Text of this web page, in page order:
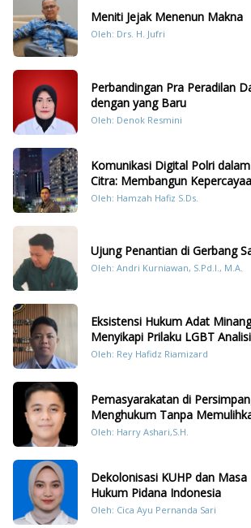
Meniti Jejak Menenun Makna
Oleh: Drs. H. Jufri
Perbandingan Pra Peradilan
dengan yang Baru
Oleh: Denok Resmini
Komunikasi Digital Polri
Citra: Membangun
Konten Humanis
Oleh: Hamzah Hafiz S.Ds.
Ujung Penantian di Gerbang
Oleh: Andri Kurniawan, S.Pd.I., M.A.
Eksistensi Hukum Adat
Menyikapi Prilaku LGBT
Dengan Hukum Pidana
Oleh: Rey Hafidz Riamizard
Pemasyarakatan di
Menghukum Tanpa
Oleh: Harry Ashari,S.H.
Dekolonisasi KUHP dan
Hukum Pidana Indonesia
Oleh: Cica Ayu Pernanda Sari